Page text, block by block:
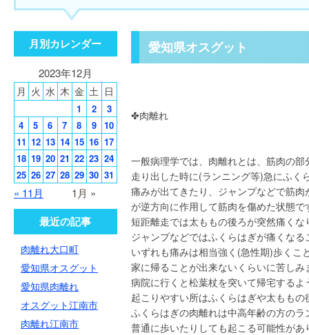
愛知県オスグット
✤肉離れ
一般病理学では、肉離れとは、筋肉の部
走り出した時に(ランニング等)急にふく
痛みが出てきたり、ジャンプなどで筋
が逆方向に作用して筋肉を傷めた状態で
短距離走では太ももの後ろが突然痛く
ジャンプなどではふくらはぎが痛くな
いずれも痛みは相当強く(急性期)歩くこ
家に帰ることが出来ないくらいに苦しみ
病院に行くと松葉杖を突いて帰宅する
起こりやすい所はふくらはぎや太ももの
ふくらはぎの肉離れは中高年齢の方の
普通に歩いたりしても起こる可能性が
月別カレンダー
2023年12月
月 火 水 木 金 土 日
« 11月 1月 »
1 2
3
4
5 6 7 8 9
10
11 12 13 14 15 16 17
18 19 20 21 22 23 24
25 26 27 28 29 30 31
最近の記事
肉離れ大口町
愛知県オスグット
愛知県肉離れ
オスグット江南市
肉離れ江南市